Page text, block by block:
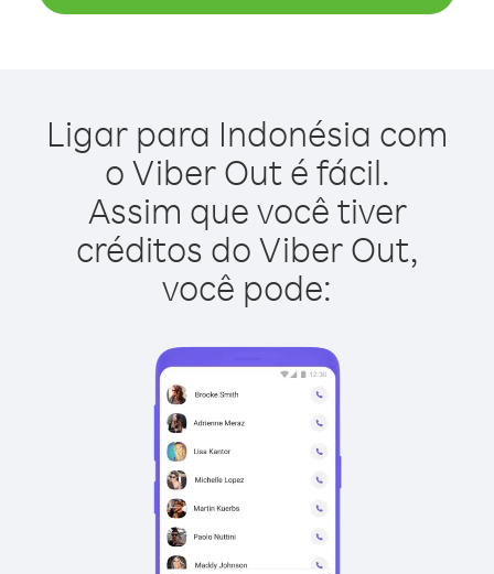
Ligar para Indonésia com
o Viber Out é fácil.
Assim que você tiver
créditos do Viber Out,
você pode: